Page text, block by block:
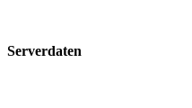
Serverdaten